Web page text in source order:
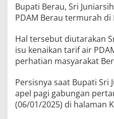
Bupati Berau, Sri
PDAM Berau termurah
Hal tersebut diutarakan
isu kenaikan tarif air
perhatian masyarakat
Persisnya saat Bupati Sri
apel pagi gabungan
(06/01/2025) di halaman